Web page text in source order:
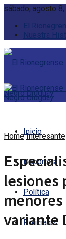
sábado, agosto 8,
El
Nuestra
Inicio
Deportes
Política
Policiales
Home Interesante
lesiones
menores
variante